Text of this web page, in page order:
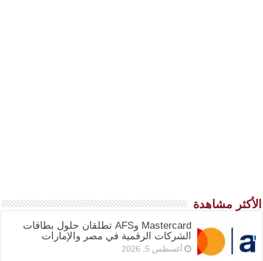
الأكثر مشاهدة
Mastercard وAFS تطلقان حلول بطاقات
الشركات الرقمية في مصر والإمارات
أغسطس 5, 2026